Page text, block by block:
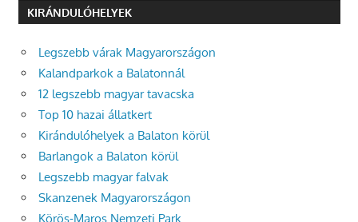
KIRÁNDULÓHELYEK
Legszebb várak Magyarországon
Kalandparkok a Balatonnál
12 legszebb magyar tavacska
Top 10 hazai állatkert
Kirándulóhelyek a Balaton körül
Barlangok a Balaton körül
Legszebb magyar falvak
Skanzenek Magyarországon
Körös-Maros Nemzeti Park